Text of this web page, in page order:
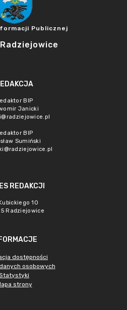
Publicznej
BIP
Janicki
BIP
Sumiński
REDAKCJI
10
Radziejowice
dostępności
osobowych
strony